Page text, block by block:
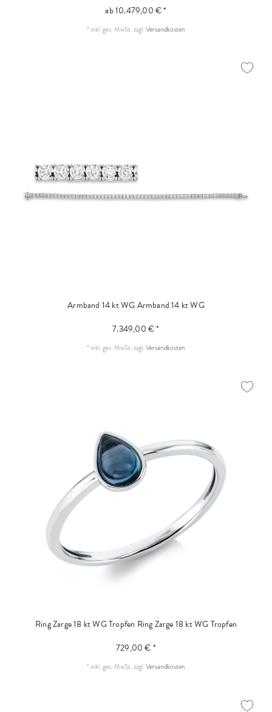
ab 10.479,00 € *
* inkl. ges. MwSt.zzgl.Versandkosten
Armband 14 kt WGArmband 14 kt WG
7.349,00 € *
* inkl. ges. MwSt.zzgl.Versandkosten
Ring Zarge 18 kt WG Tropfen Ring Zarge 18 kt WG Tropfen
729,00 € *
* inkl. ges. MwSt.zzgl.Versandkosten